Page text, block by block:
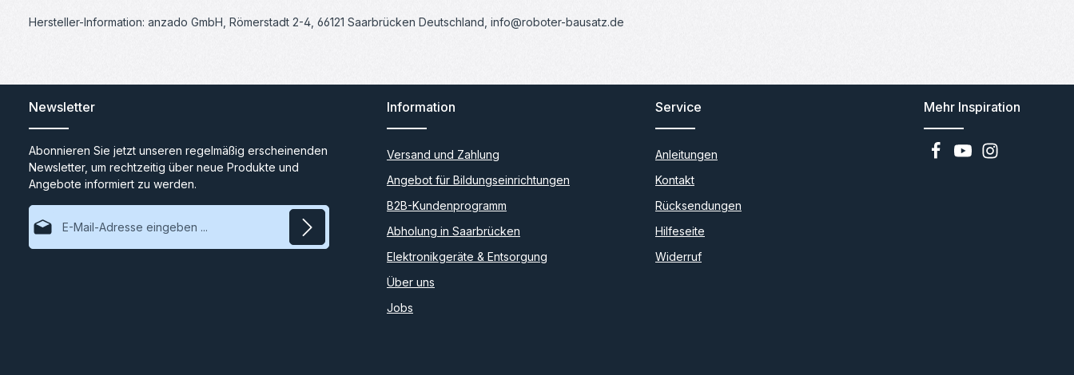
Hersteller-Information: anzado GmbH, Römerstadt 2-4, 66121 Saarbrücken Deutschland, info@roboter-bausatz.de
Newsletter
Abonnieren Sie jetzt unseren regelmäßig erscheinenden
Newsletter, um rechtzeitig über neue Produkte und
Angebote informiert zu werden.
E-Mail-Adresse*
Information
Versand und Zahlung
Angebot für Bildungseinrichtungen
B2B-Kundenprogramm
Abholung in Saarbrücken
Elektronikgeräte & Entsorgung
Über uns
Jobs
Service
Anleitungen
Kontakt
Rücksendungen
Hilfeseite
Widerruf
Mehr Inspiration